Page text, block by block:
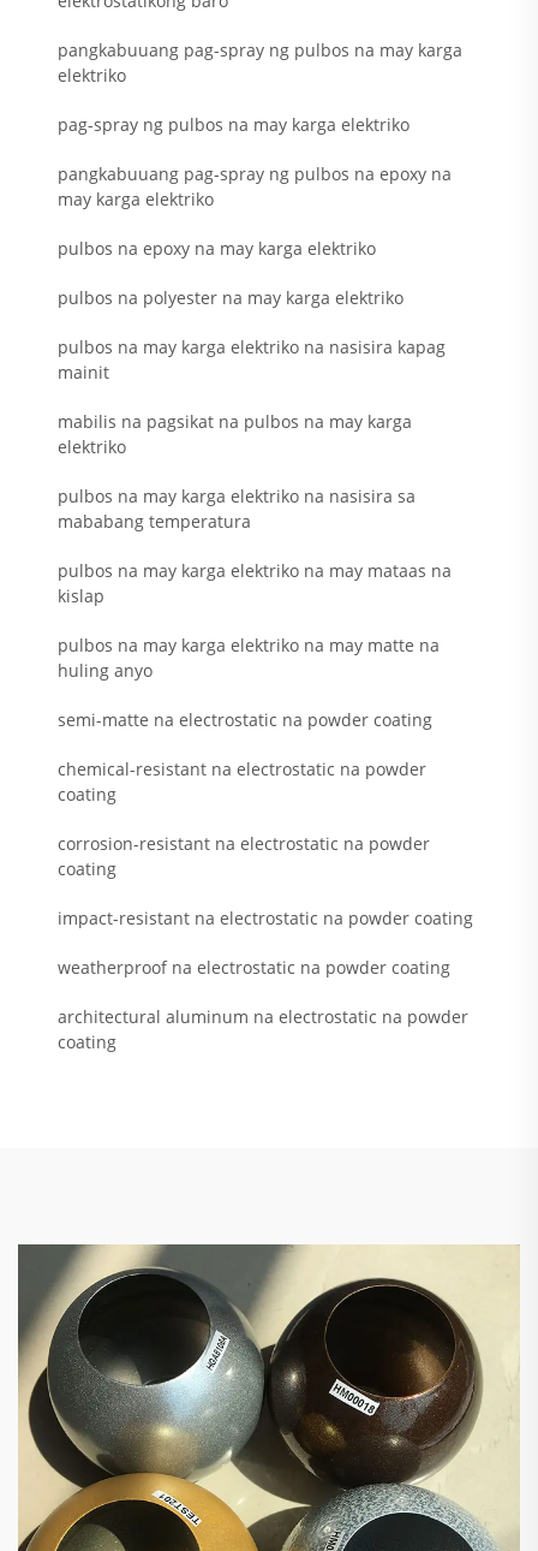
pangkabuuang pag-spray ng pulbos na may karga
elektriko
pag-spray ng pulbos na may karga elektriko
pangkabuuang pag-spray ng pulbos na epoxy na
may karga elektriko
pulbos na epoxy na may karga elektriko
pulbos na polyester na may karga elektriko
pulbos na may karga elektriko na nasisira kapag
mainit
mabilis na pagsikat na pulbos na may karga
elektriko
pulbos na may karga elektriko na nasisira sa
mababang temperatura
pulbos na may karga elektriko na may mataas na
kislap
pulbos na may karga elektriko na may matte na
huling anyo
semi-matte na electrostatic na powder coating
chemical-resistant na electrostatic na powder
coating
corrosion-resistant na electrostatic na powder
coating
impact-resistant na electrostatic na powder coating
weatherproof na electrostatic na powder coating
architectural aluminum na electrostatic na powder
coating